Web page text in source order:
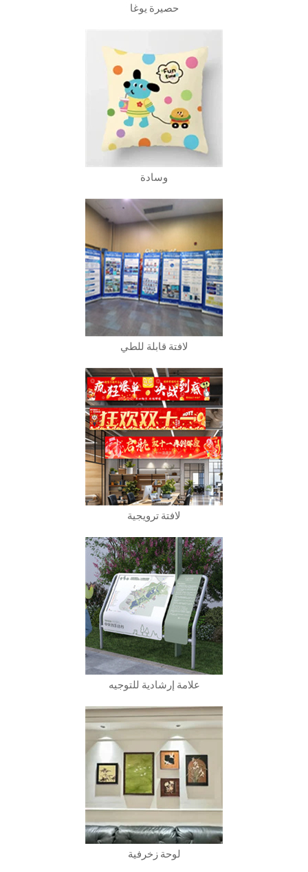
حصيرة يوغا
وسادة
لافتة قابلة للطي
لافتة ترويجية
علامة إرشادية للتوجيه
لوحة زخرفية